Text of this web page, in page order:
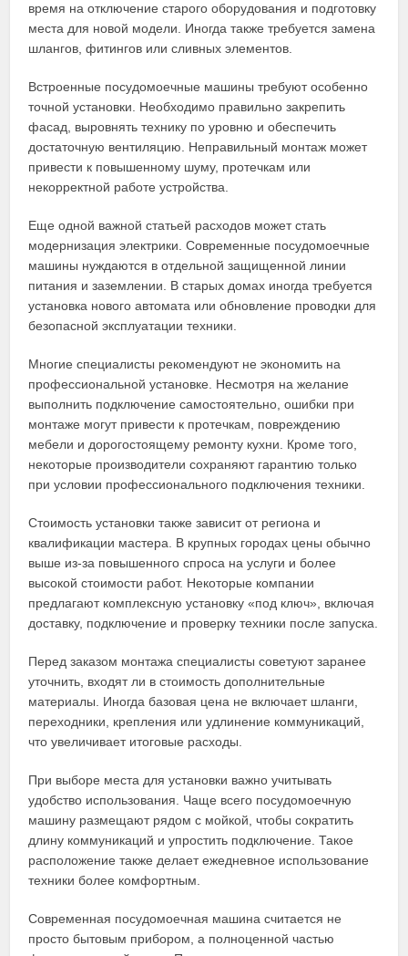
время на отключение старого оборудования и подготовку
места для новой модели. Иногда также требуется замена
шлангов, фитингов или сливных элементов.
Встроенные посудомоечные машины требуют особенно
точной установки. Необходимо правильно закрепить
фасад, выровнять технику по уровню и обеспечить
достаточную вентиляцию. Неправильный монтаж может
привести к повышенному шуму, протечкам или
некорректной работе устройства.
Еще одной важной статьей расходов может стать
модернизация электрики. Современные посудомоечные
машины нуждаются в отдельной защищенной линии
питания и заземлении. В старых домах иногда требуется
установка нового автомата или обновление проводки для
безопасной эксплуатации техники.
Многие специалисты рекомендуют не экономить на
профессиональной установке. Несмотря на желание
выполнить подключение самостоятельно, ошибки при
монтаже могут привести к протечкам, повреждению
мебели и дорогостоящему ремонту кухни. Кроме того,
некоторые производители сохраняют гарантию только
при условии профессионального подключения техники.
Стоимость установки также зависит от региона и
квалификации мастера. В крупных городах цены обычно
выше из-за повышенного спроса на услуги и более
высокой стоимости работ. Некоторые компании
предлагают комплексную установку «под ключ», включая
доставку, подключение и проверку техники после запуска.
Перед заказом монтажа специалисты советуют заранее
уточнить, входят ли в стоимость дополнительные
материалы. Иногда базовая цена не включает шланги,
переходники, крепления или удлинение коммуникаций,
что увеличивает итоговые расходы.
При выборе места для установки важно учитывать
удобство использования. Чаще всего посудомоечную
машину размещают рядом с мойкой, чтобы сократить
длину коммуникаций и упростить подключение. Такое
расположение также делает ежедневное использование
техники более комфортным.
Современная посудомоечная машина считается не
просто бытовым прибором, а полноценной частью